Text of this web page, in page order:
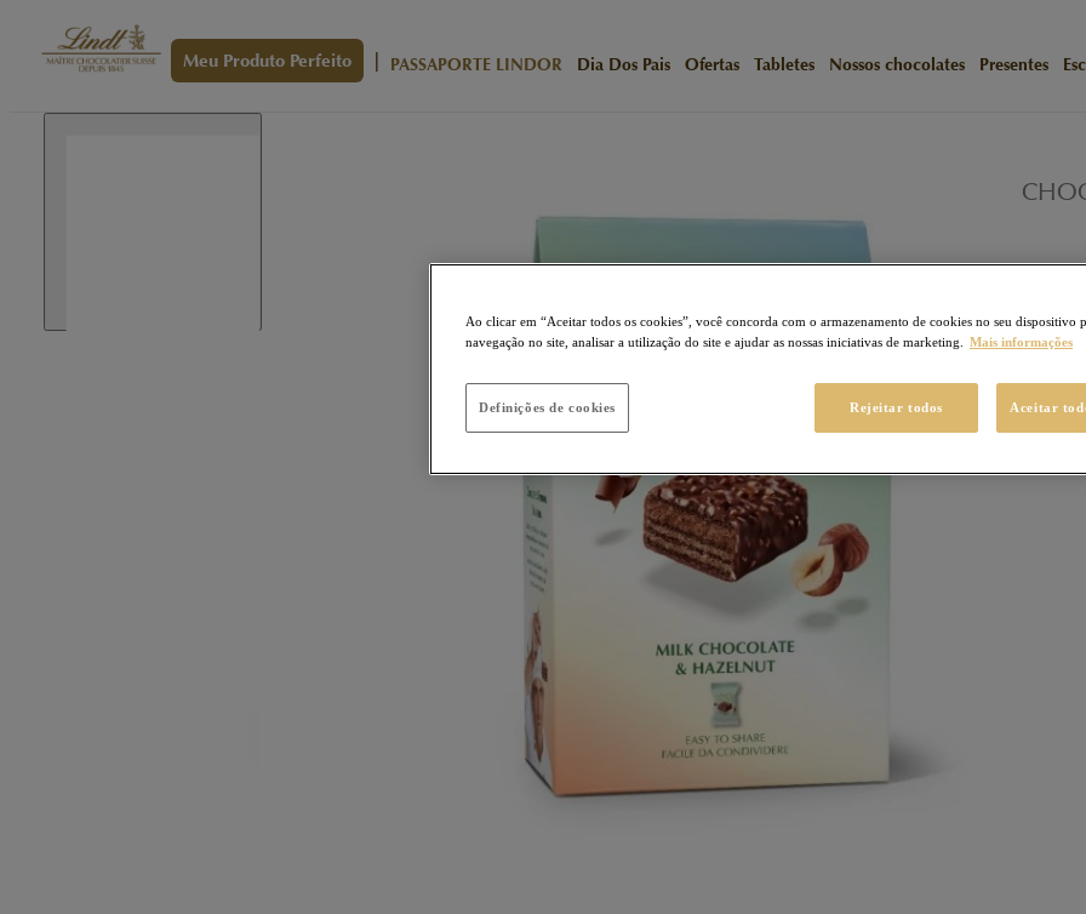
Meu Produto Perfeito | PASSAPORTE LINDOR Dia Dos Pais Ofertas Tabletes Nossos chocolates Presentes
Bag
R$
Não
Ao clicar em “Aceitar todos os cookies”, você concorda com o armazenamento de cookies no seu dispositivo
navegação no site, analisar a utilização do site e ajudar as nossas iniciativas de marketing.
Mais informações
Definições de cookies Rejeitar todos Aceitar